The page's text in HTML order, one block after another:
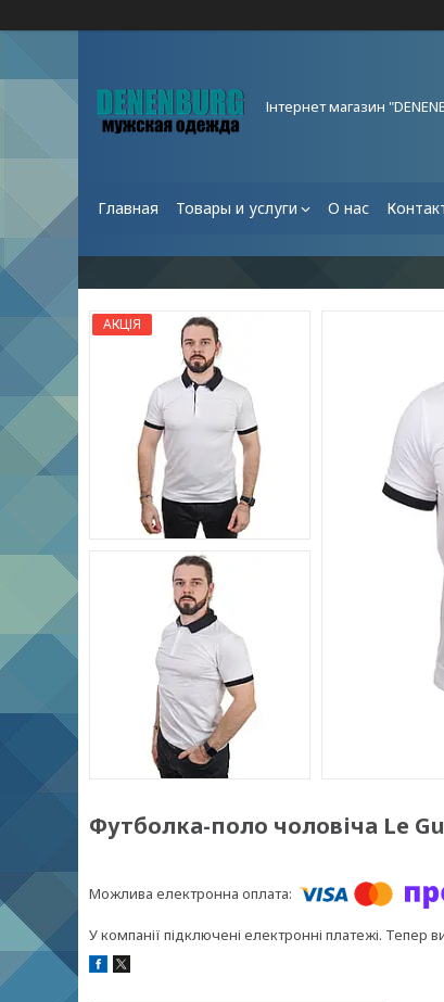
Інтернет магазин
Главная Товары и услуги О нас
АКЦІЯ
Футболка-поло чоловіча Le
У компанії підключені електронні платежі.